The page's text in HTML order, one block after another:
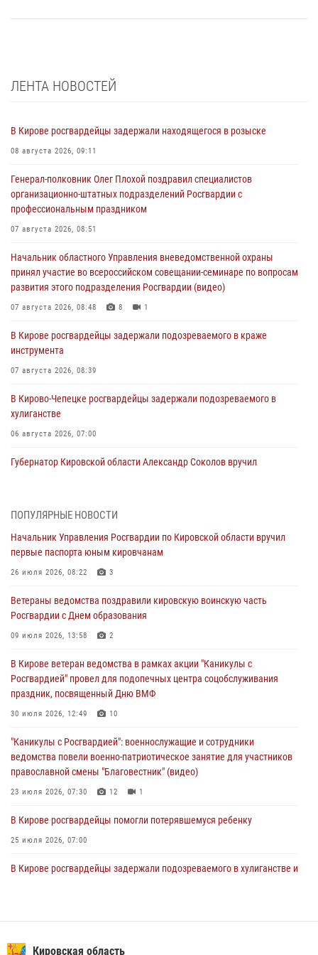
ЛЕНТА НОВОСТЕЙ
В Кирове росгвардейцы задержали находящегося в розыске
08 августа 2026, 09:11
Генерал-полковник Олег Плохой поздравил специалистов
организационно-штатных подразделений Росгвардии с
профессиональным праздником
07 августа 2026, 08:51
Начальник областного Управления вневедомственной охраны
принял участие во всероссийском совещании-семинаре по вопросам
развития этого подразделения Росгвардии (видео)
07 августа 2026, 08:48 8 1
В Кирове росгвардейцы задержали подозреваемого в краже
инструмента
07 августа 2026, 08:39
В Кирово-Чепецке росгвардейцы задержали подозреваемого в
хулиганстве
06 августа 2026, 07:00
Губернатор Кировской области Александр Соколов вручил
поддельной купюры
04 августа 2026, 09:30
03 августа 2026, 09:01
В Кирове росгвардейцы и ветераны ведомства приняли участие в
03 августа 2026, 08:45
В Кирове росгвардейцы задержали подозреваемого в краже из
магазина
ПОПУЛЯРНЫЕ НОВОСТИ
Начальник Управления Росгвардии по Кировской области вручил
первые паспорта юным кировчанам
26 июля 2026, 08:22 3
Ветераны ведомства поздравили кировскую воинскую часть
Росгвардии с Днем образования
09 июля 2026, 13:58 2
В Кирове ветеран ведомства в рамках акции "Каникулы с
Росгвардией" провел для подопечных центра соцобслуживания
праздник, посвященный Дню ВМФ
30 июля 2026, 12:49 10
"Каникулы с Росгвардией": военнослужащие и сотрудники
ведомства повели военно-патриотическое занятие для участников
православной смены "Благовестник" (видео)
23 июля 2026, 07:30 12 1
В Кирове росгвардейцы помогли потерявшемуся ребенку
25 июля 2026, 07:00
В Кирове росгвардейцы задержали подозреваемого в хулиганстве и
вневедомственную охрану и поступления в ведомственные вузы
Кировская область